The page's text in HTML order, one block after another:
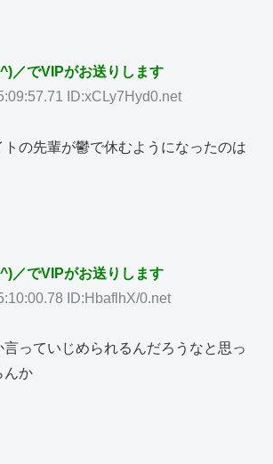
／でVIPがお送りします
ID:xCLy7Hyd0.net
の先輩が鬱で休むようになったのは
／でVIPがお送りします
ID:HbaflhX/0.net
っていじめられるんだろうなと思っ
んか